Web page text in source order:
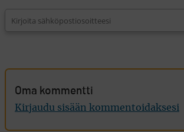
Oma kommentti
Kirjaudu sisään kommentoidaksesi